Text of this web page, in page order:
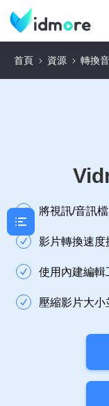
首頁 資源 轉換
將視訊/音訊
影片轉換速度
使用內建編輯
壓縮影片大